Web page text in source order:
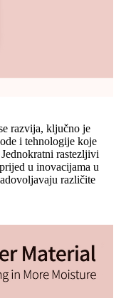
razvija, ključno je
i tehnologije koje
rastezljivi
u inovacijama u
različite